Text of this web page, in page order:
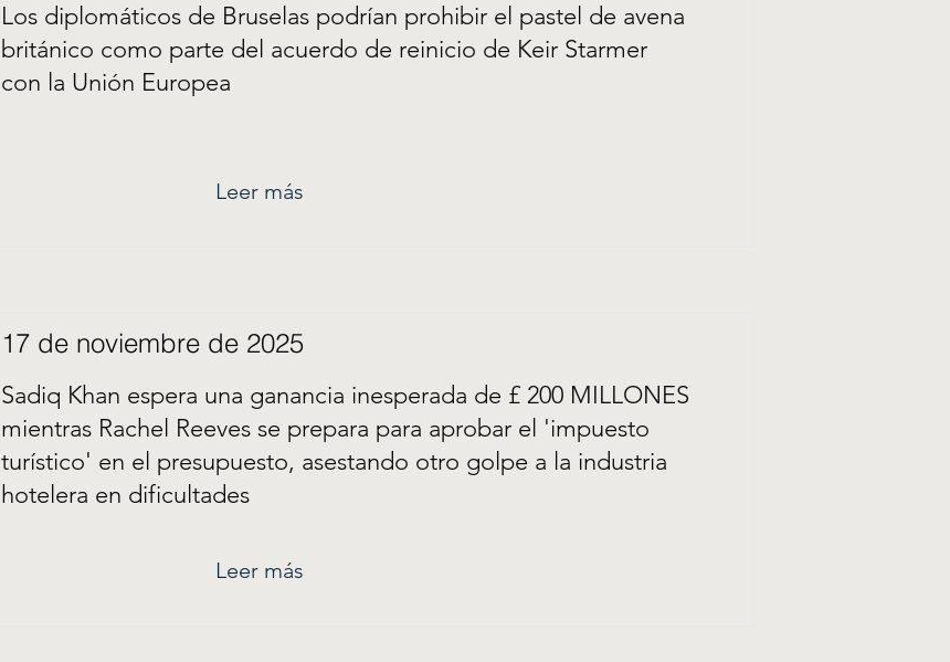
Los diplomáticos de Bruselas podrían prohibir el pastel de avena
británico como parte del acuerdo de reinicio de Keir Starmer
con la Unión Europea
Leer más
17 de noviembre de 2025
Sadiq Khan espera una ganancia inesperada de £ 200 MILLONES
mientras Rachel Reeves se prepara para aprobar el 'impuesto
turístico' en el presupuesto, asestando otro golpe a la industria
hotelera en dificultades
Leer más